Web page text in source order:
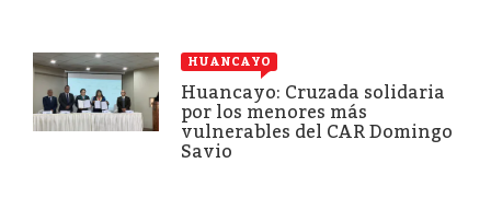
HUANCAYO
Huancayo: Cruzada solidaria
por los menores más
vulnerables del CAR Domingo
Savio